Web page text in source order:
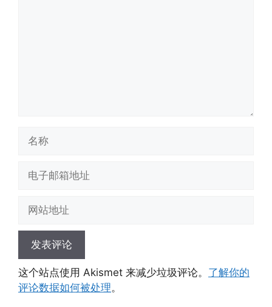
地
地
这个站点使用 Akismet 来减少垃圾评论。 了解你的
评论数据如何被处理。